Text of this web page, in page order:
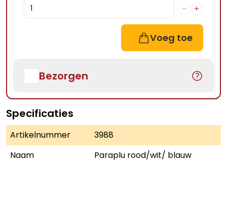
Voeg toe
Bezorgen
Specificaties
Artikelnummer
3988
Naam
Paraplu rood/wit/ blauw